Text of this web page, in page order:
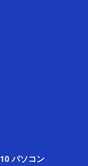
10 パソコン